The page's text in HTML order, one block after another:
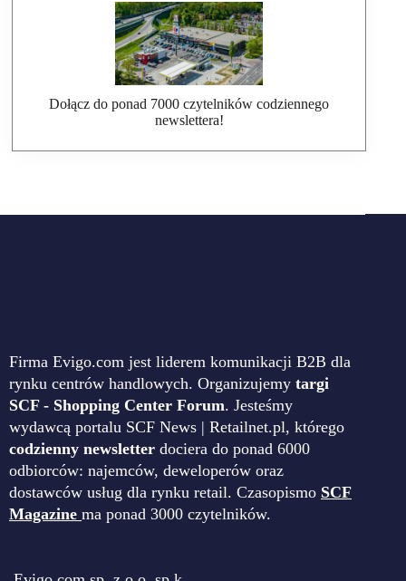
Dołącz do ponad 7000 czytelników codziennego
newslettera!
Firma Evigo.com jest liderem komunikacji B2B dla
rynku centrów handlowych. Organizujemy targi
SCF - Shopping Center Forum. Jesteśmy
wydawcą portalu SCF News | Retailnet.pl, którego
codzienny newsletter dociera do ponad 6000
odbiorców: najemców, deweloperów oraz
dostawców usług dla rynku retail. Czasopismo SCF
Magazine ma ponad 3000 czytelników.